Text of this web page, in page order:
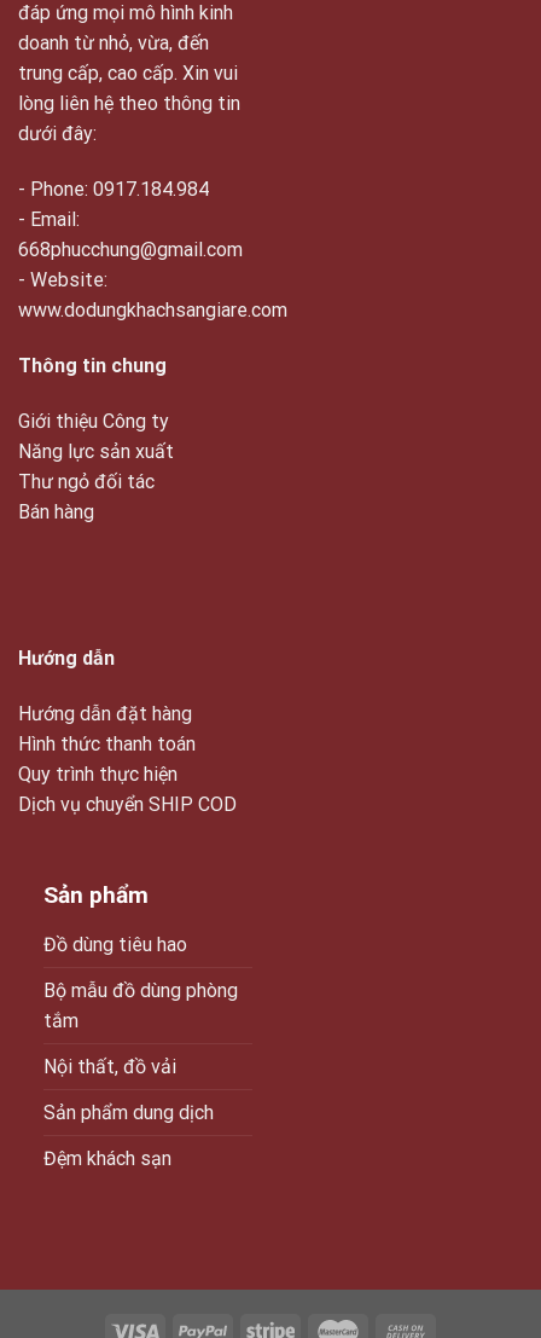
đáp ứng mọi mô hình kinh
doanh từ nhỏ, vừa, đến
trung cấp, cao cấp. Xin vui
lòng liên hệ theo thông tin
dưới đây:
- Phone: 0917.184.984
- Email:
668phucchung@gmail.com
- Website:
www.dodungkhachsangiare.com
Thông tin chung
Giới thiệu Công ty
Năng lực sản xuất
Thư ngỏ đối tác
Bán hàng
Hướng dẫn
Hướng dẫn đặt hàng
Hình thức thanh toán
Quy trình thực hiện
Dịch vụ chuyển SHIP COD
Sản phẩm
Đồ dùng tiêu hao
Bộ mẫu đồ dùng phòng
tắm
Nội thất, đồ vải
Sản phẩm dung dịch
Đệm khách sạn